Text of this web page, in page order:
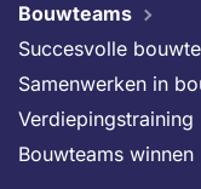
Bouwteams
Succesvolle
Samenwerken in
Verdiepingstraining
Bouwteams winnen